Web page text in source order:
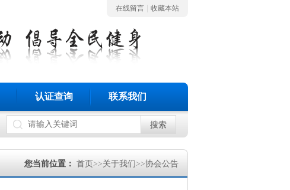
在线留言 收藏本站
认证查询 联系我们
搜索
您当前位置： 首页 >>关于我们>>协会公告